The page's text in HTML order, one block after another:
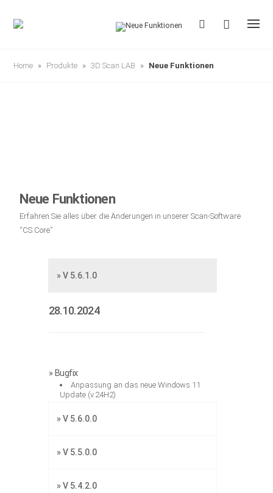
Home » Produkte » 3D Scan LAB » Neue Funktionen
Neue Funktionen
Erfahren Sie alles über die Änderungen in unserer Scan-Software
“CS.Core”
» V 5.6.1.0
28.10.2024
» Bugfix
Anpassung an das neue Windows 11
Update (v.24H2)
» V 5.6.0.0
» V 5.5.0.0
» V 5.4.2.0